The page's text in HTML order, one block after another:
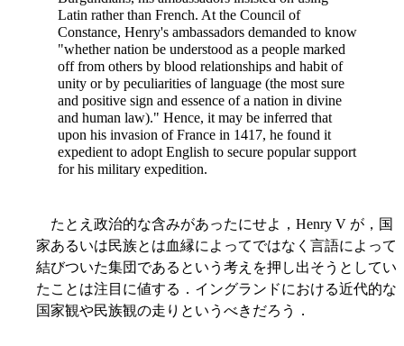
Latin rather than French. At the Council of
Constance, Henry's ambassadors demanded to know
"whether nation be understood as a people marked
off from others by blood relationships and habit of
unity or by peculiarities of language (the most sure
and positive sign and essence of a nation in divine
and human law)." Hence, it may be inferred that
upon his invasion of France in 1417, he found it
expedient to adopt English to secure popular support
for his military expedition.
たとえ政治的な含みがあったにせよ，Henry V が，国
家あるいは民族とは血縁によってではなく言語によって
結びついた集団であるという考えを押し出そうとしてい
たことは注目に値する．イングランドにおける近代的な
国家観や民族観の走りというべきだろう．